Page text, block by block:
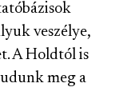
veszélye,
A Holdtól is
meg a